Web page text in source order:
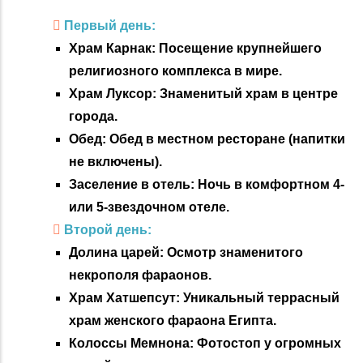
Первый день:
Храм Карнак: Посещение крупнейшего
религиозного комплекса в мире.
Храм Луксор: Знаменитый храм в центре
города.
Обед: Обед в местном ресторане (напитки
не включены).
Заселение в отель: Ночь в комфортном 4-
или 5-звездочном отеле.
Второй день:
Долина царей: Осмотр знаменитого
некрополя фараонов.
Храм Хатшепсут: Уникальный террасный
храм женского фараона Египта.
Колоссы Мемнона: Фотостоп у огромных